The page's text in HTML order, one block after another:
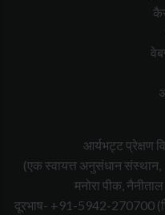
आर्यभट्ट प्रेक्षण
(एक स्वायत्त अनुसंधान संस्थान,
मनोरा पीक,
दूरभाष- +91-5942-270700